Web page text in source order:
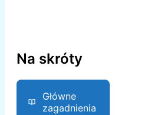
Na skróty
Główne
zagadnienia